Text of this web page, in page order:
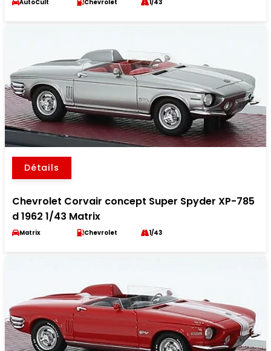
AutoCult Chevrolet 1/43
Détails
Chevrolet Corvair concept Super Spyder XP-785
d 1962 1/43 Matrix
Matrix Chevrolet 1/43